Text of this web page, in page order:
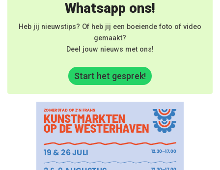
Whatsapp ons!
Heb jij nieuwstips? Of heb jij een boeiende foto of video
gemaakt?
Deel jouw nieuws met ons!
Start het gesprek!